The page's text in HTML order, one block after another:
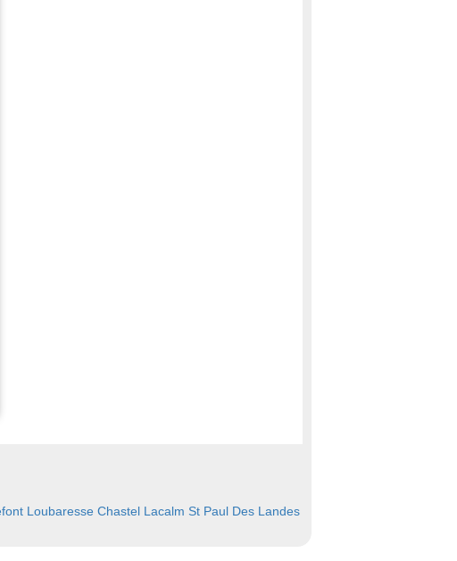
Loubaresse Chastel Lacalm St Paul Des Landes